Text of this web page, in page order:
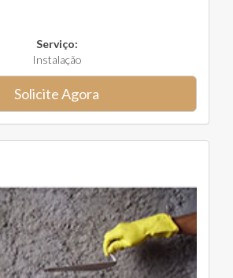
Serviço:
Instalação
Solicite Agora